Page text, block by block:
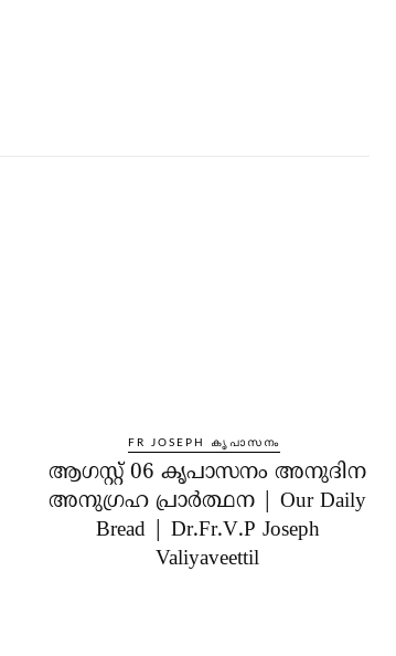
FR JOSEPH കൃപാസനം
ആഗസ്റ്റ് 06 കൃപാസനം അനുദിന
അനുഗ്രഹ പ്രാർത്ഥന | Our Daily
Bread | Dr.Fr.V.P Joseph
Valiyaveettil